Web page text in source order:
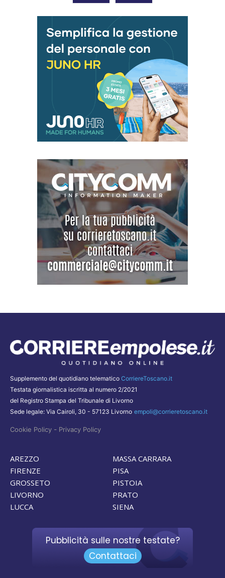
Supplemento del quotidiano telematico CorriereToscano.it
Testata giornalistica iscritta al numero 2/2021
del Registro Stampa del Tribunale di Livorno
Sede legale: Via Cairoli, 30 - 57123 Livorno empoli@corrieretoscano.it
Cookie Policy - Privacy Policy
AREZZO
FIRENZE
GROSSETO
LIVORNO
LUCCA
MASSA CARRARA
PISA
PISTOIA
PRATO
SIENA
Pubblicità sulle nostre testate?
Contattaci